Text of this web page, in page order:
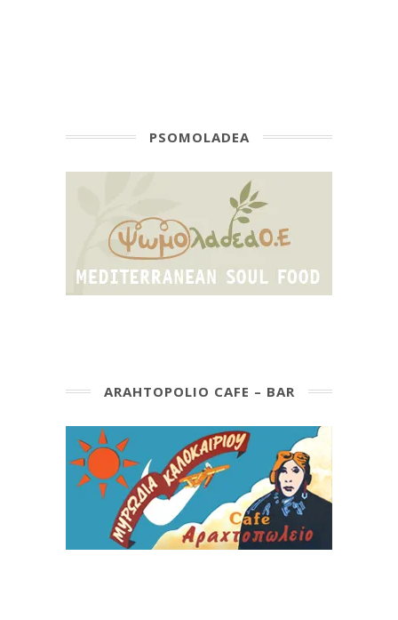
PSOMOLADEA
ARAHTOPOLIO CAFE – BAR